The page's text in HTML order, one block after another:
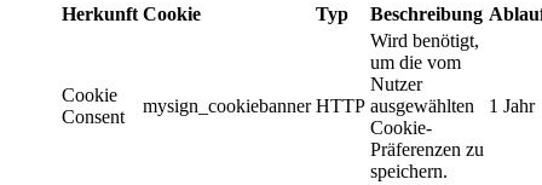
Herkunft Cookie Typ Beschreibung
Cookie
Consent
mysign_cookiebanner HTTP
Wird benötigt,
um die vom
Nutzer
ausgewählten
Cookie-
Präferenzen zu
speichern.
1 Jahr